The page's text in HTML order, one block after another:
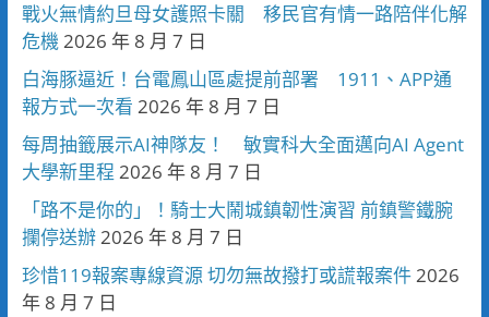
戰火無情約旦母女護照卡關 移民官有情一路陪伴化解
危機2026 年 8 月 7 日
白海豚逼近！台電鳳山區處提前部署 1911、APP通
報方式一次看 2026 年 8 月 7 日
每周抽籤展示AI神隊友！ 敏實科大全面邁向AI Agent
大學新里程 2026 年 8 月 7 日
「路不是你的」！騎士大鬧城鎮韌性演習 前鎮警鐵腕
攔停送辦2026 年 8 月 7 日
珍惜119報案專線資源 切勿無故撥打或謊報案件2026
年 8 月 7 日